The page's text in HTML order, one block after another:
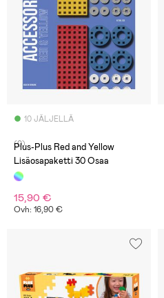
10 JÄLJELLÄ
(0)
Plus-Plus Red and Yellow
Lisäosapaketti 30 Osaa
15,90 €
Ovh: 16,90 €